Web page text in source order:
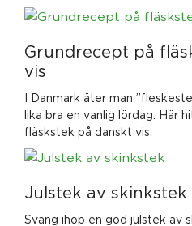
Grundrecept på
vis
I Danmark äter man
lika bra en vanlig lördag. Här
fläskstek på danskt vis.
Julstek av skinkstek
Sväng ihop en god julstek av